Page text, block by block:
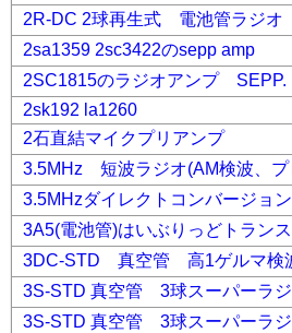
2R-DC 2球再生式 電池管ラジオ
2sa1359 2sc3422のsepp amp
2SC1815のラジオアンプ SEPP.
2sk192 la1260
2石直結マイクプリアンプ
3.5MHz 短波ラジオ(AM検波、プ
3.5MHzダイレクトコンバージョン
3A5(電池管)はいぶりっどトラン
3DC-STD 真空管 高1ゲルマ検
3S-STD 真空管 3球スーパーラジ
3S-STD 真空管 3球スーパーラ